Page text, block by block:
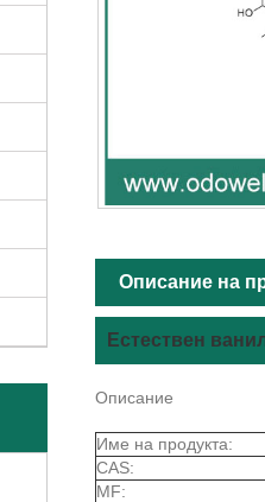
Описание на
Естествен
Описание
Име на продукта:
CAS:
MF: